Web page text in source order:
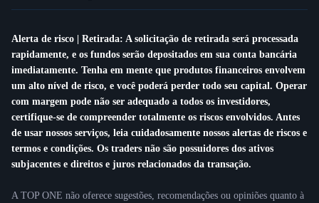
Alerta de risco | Retirada: A solicitação de retirada será processada
rapidamente, e os fundos serão depositados em sua conta bancária
imediatamente. Tenha em mente que produtos financeiros envolvem
um alto nível de risco, e você poderá perder todo seu capital. Operar
com margem pode não ser adequado a todos os investidores,
certifique-se de compreender totalmente os riscos envolvidos. Antes
de usar nossos serviços, leia cuidadosamente nossos alertas de riscos e
termos e condições. Os traders não são possuidores dos ativos
subjacentes e direitos e juros relacionados da transação.
A TOP ONE não oferece sugestões, recomendações ou opiniões quanto à